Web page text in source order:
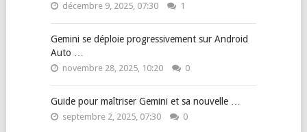
décembre 9, 2025, 07:30 1
Gemini se déploie progressivement sur Android
Auto …
novembre 28, 2025, 10:20 0
Guide pour maîtriser Gemini et sa nouvelle …
septembre 2, 2025, 07:30 0